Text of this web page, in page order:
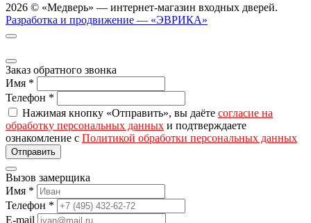
2026 © «Медверь» — интернет-магазин входных дверей.
Разработка и продвижение — «ЭВРИКА»
Заказ обратного звонка
Имя *
Телефон *
Нажимая кнопку «Отправить», вы даёте согласие на
обработку персональных данных и подтверждаете
ознакомление с Политикой обработки персональных данных
Вызов замерщика
Имя *
Телефон *
E-mail